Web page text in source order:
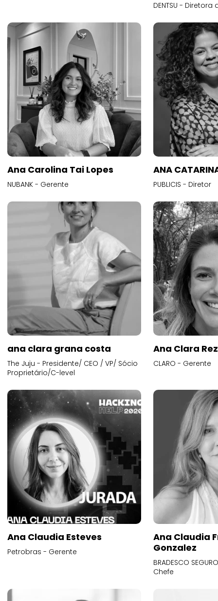
DENTSU -
Ana Carolina Tai Lopes
NUBANK - Gerente
ANA
PUBLICIS - Diretor
ana clara grana costa
The Juju - Presidente/ CEO / VP/ Sócio
Proprietário/C-level
Ana Clara
CLARO - Gerente
Ana Claudia Esteves
Petrobras - Gerente
Ana Claudia
Gonzalez
BRADESCO
Chefe